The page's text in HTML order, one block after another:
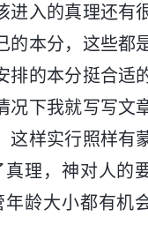
入的真理还有
的本分，这些都
排的本分挺合适
况下我就写写文
这样实行照样有
理，神对人的
龄大小都有机